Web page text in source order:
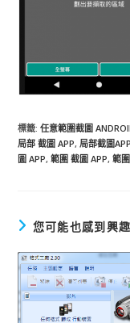
標籤:任意範圍截圖
局部 截圖 APP, 局部截圖APP
圖 APP, 範圍 截圖 APP, 範
您可能也感到興